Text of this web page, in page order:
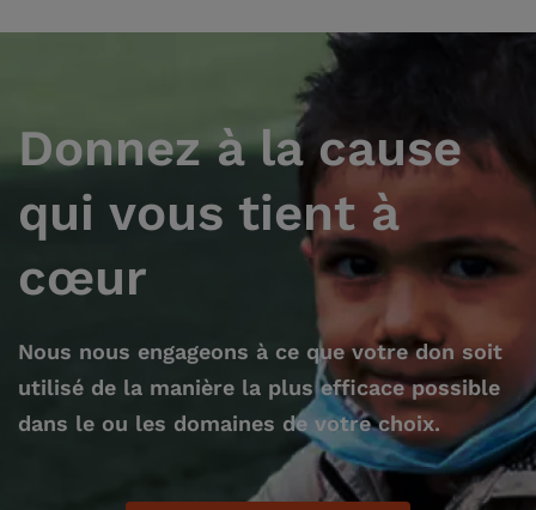
Donnez à la cause
qui vous tient à
cœur
Nous nous engageons à ce que votre don soit
utilisé de la manière la plus efficace possible
dans le ou les domaines de votre choix.